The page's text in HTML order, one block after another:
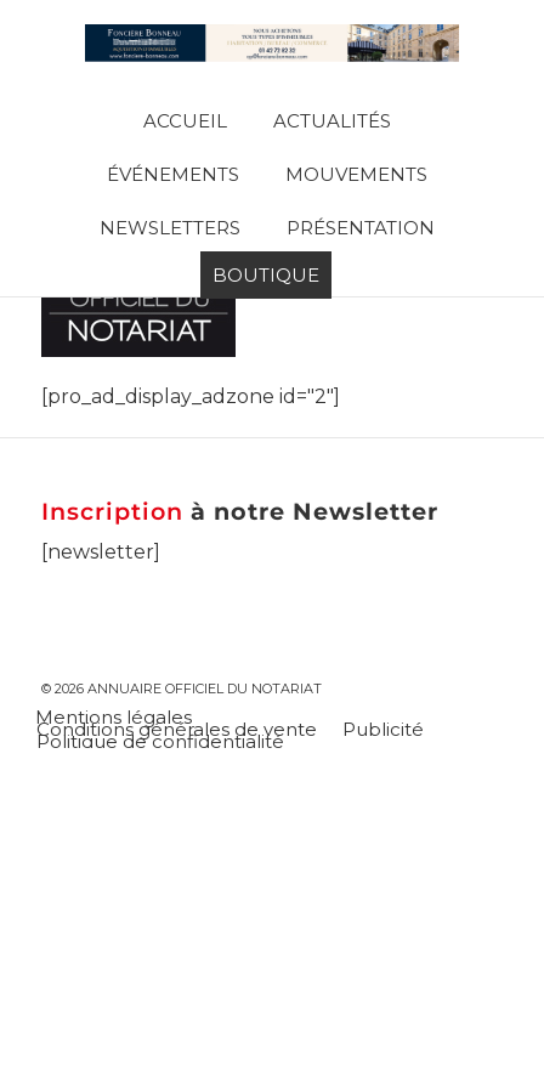
ACCUEIL ACTUALITÉS
ÉVÉNEMENTS MOUVEMENTS
NEWSLETTERS PRÉSENTATION
BOUTIQUE
[pro_ad_display_adzone id="2"]
Inscription à notre Newsletter
[newsletter]
© 2026 ANNUAIRE OFFICIEL DU NOTARIAT
Mentions légales
Conditions générales de vente Publicité
Politique de confidentialité